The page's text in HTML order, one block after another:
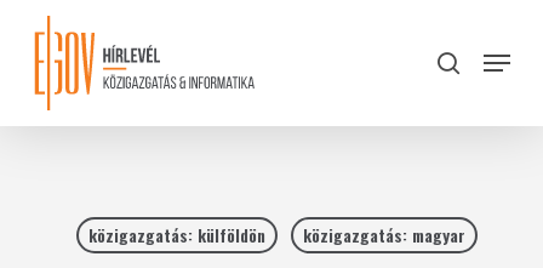
content
search
Menu
közigazgatás: külföldön közigazgatás: magyar
Close